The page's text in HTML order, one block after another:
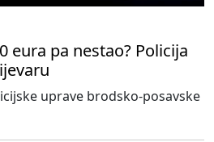
eura pa nestao? Policija
uprave brodsko-posavske